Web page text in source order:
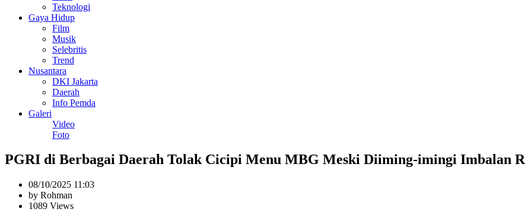
Teknologi
Gaya Hidup
Film
Musik
Selebritis
Trend
Nusantara
DKI Jakarta
Daerah
Info Pemda
Galeri
Video
Foto
PGRI di Berbagai Daerah Tolak Cicipi Menu MBG Meski Diiming-imingi Imbalan
08/10/2025 11:03
by Rohman
1089 Views